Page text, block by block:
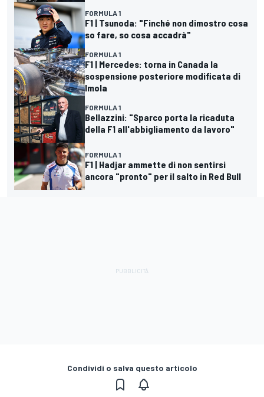
FORMULA 1
F1 | Tsunoda: "Finché non dimostro cosa
so fare, so cosa accadrà"
FORMULA 1
F1 | Mercedes: torna in Canada la
sospensione posteriore modificata di
Imola
FORMULA 1
Bellazzini: "Sparco porta la ricaduta
della F1 all'abbigliamento da lavoro"
FORMULA 1
F1 | Hadjar ammette di non sentirsi
ancora "pronto" per il salto in Red Bull
Condividi o salva questo articolo